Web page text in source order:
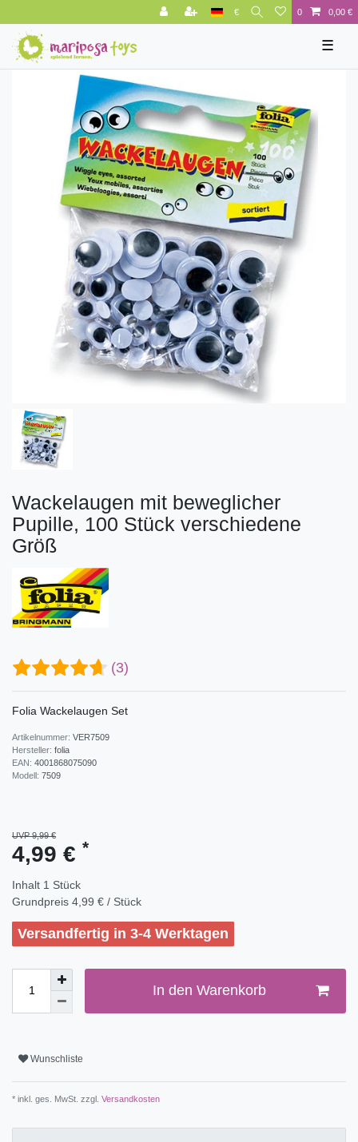
€ 0 0,00 €
☰
Wackelaugen mit beweglicher
Pupille, 100 Stück verschiedene
Größ
(3)
Folia Wackelaugen Set
Artikelnummer: VER7509
Hersteller: folia
EAN: 4001868075090
Modell: 7509
UVP 9,99 €
4,99 € *
Inhalt 1 Stück
Grundpreis 4,99 € / Stück
Versandfertig in 3-4 Werktagen
In den Warenkorb
Wunschliste
* inkl. ges. MwSt. zzgl. Versandkosten